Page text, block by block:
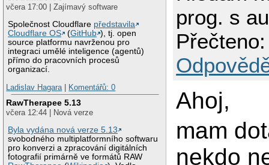
včera 17:00 | Zajímavý software
Společnost Cloudflare představila
Cloudflare OS
(GitHub ), tj. open
source platformu navrženou pro
integraci umělé inteligence (agentů)
přímo do pracovních procesů
organizací.
Ladislav Hagara
Komentářů: 0
RawTherapee 5.13
včera 12:44 | Nová verze
Byla vydána nová verze 5.13
svobodného multiplatformního softwaru
pro konverzi a zpracování digitálních
fotografií primárně ve formátů RAW
prog. s
Ahoj,
mam
nekdo